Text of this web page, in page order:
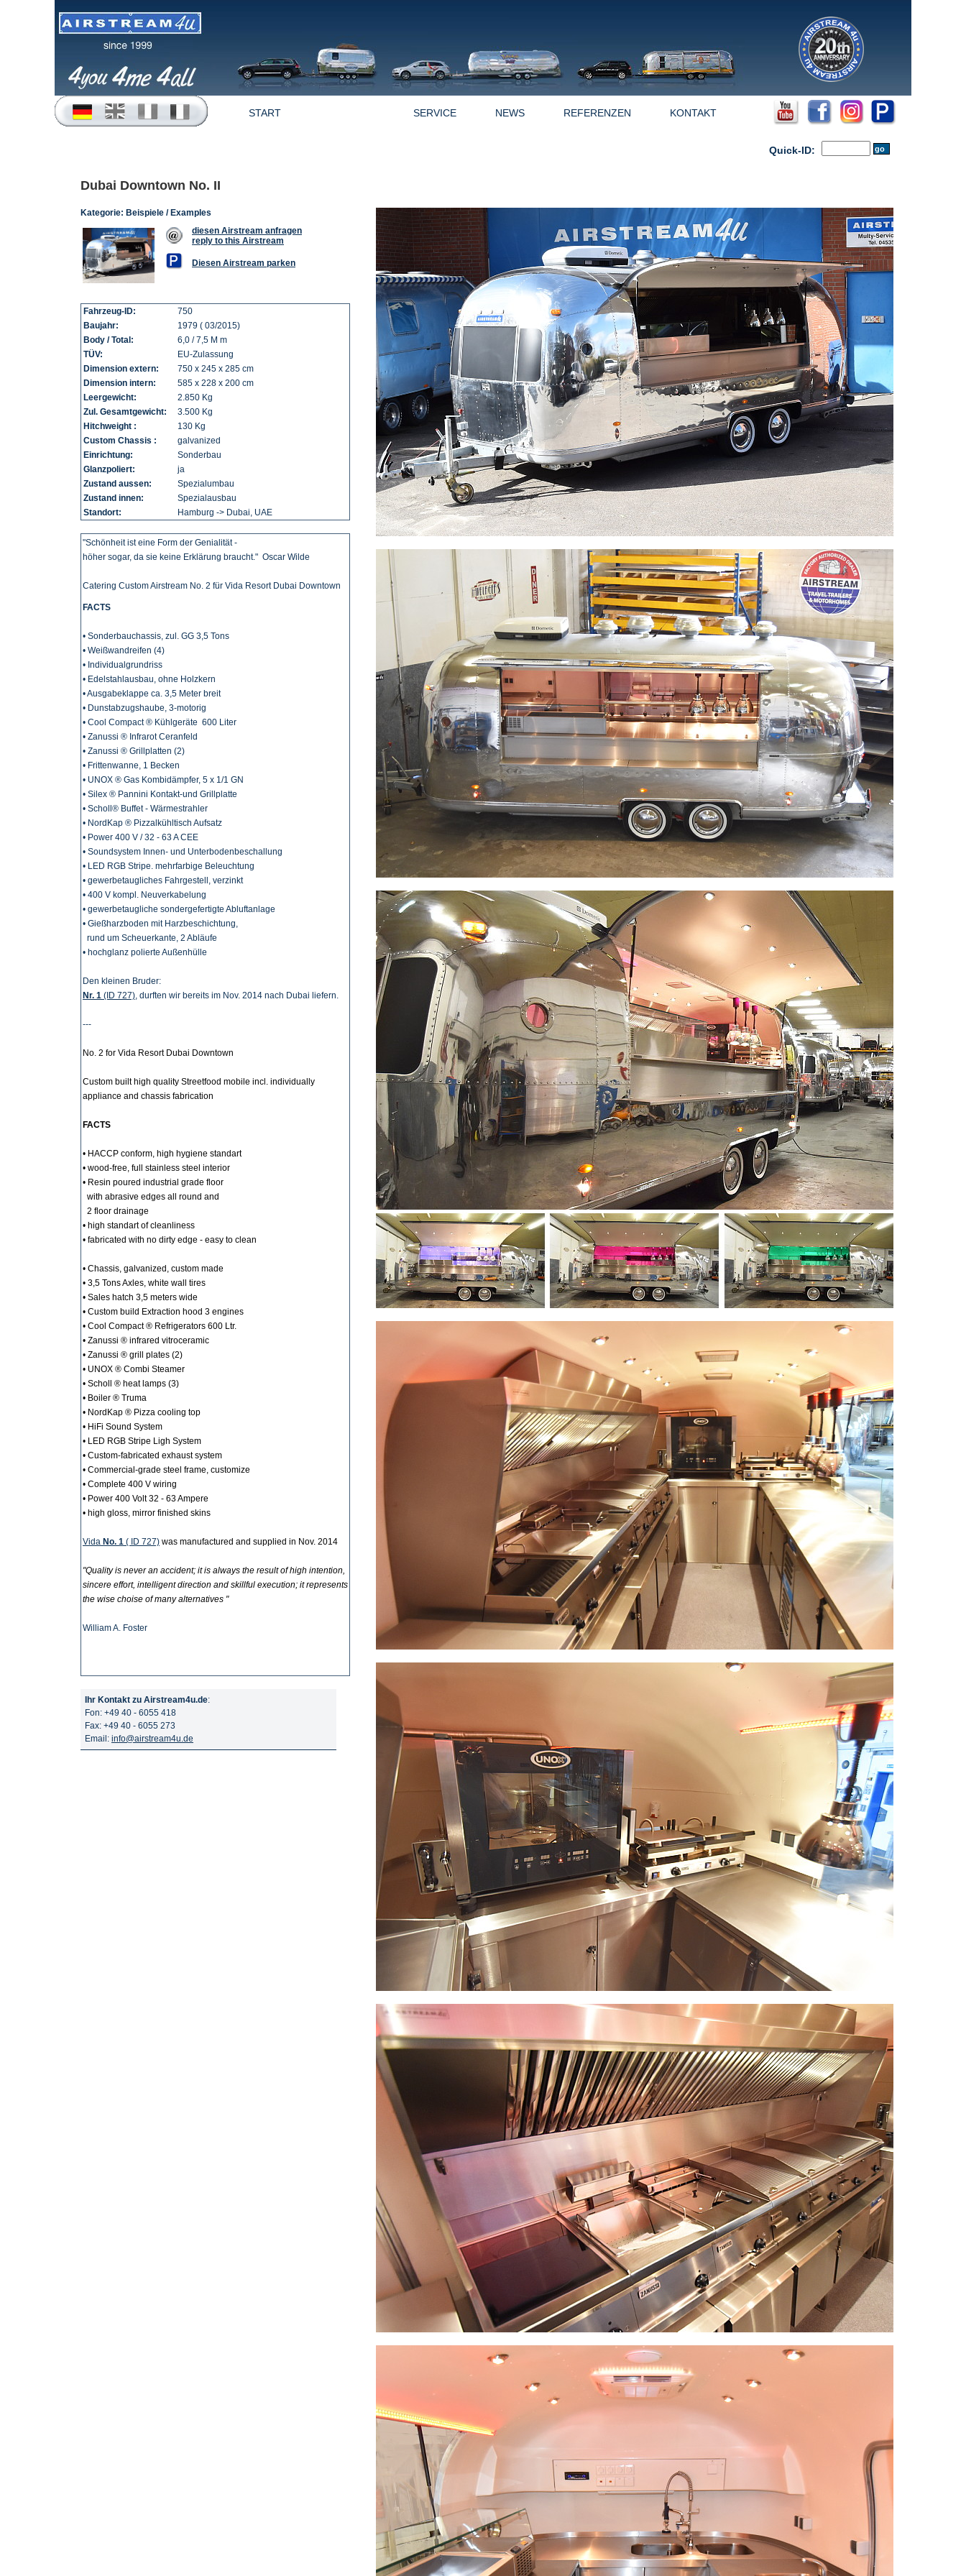
START SERVICE NEWS REFERENZEN KONTAKT
Quick-ID:
Dubai Downtown No. II
Kategorie: Beispiele / Examples
diesen Airstream anfragen
reply to this Airstream
Diesen Airstream parken
Fahrzeug-ID:
750
Baujahr:
1979 ( 03/2015)
Body / Total:
6,0 / 7,5 M m
TÜV:
EU-Zulassung
Dimension extern:
750 x 245 x 285 cm
Dimension intern:
585 x 228 x 200 cm
Leergewicht:
2.850 Kg
Zul. Gesamtgewicht:
3.500 Kg
Hitchweight :
130 Kg
Custom Chassis :
galvanized
Einrichtung:
Sonderbau
Glanzpoliert:
ja
Zustand aussen:
Spezialumbau
Zustand innen:
Spezialausbau
Standort:
Hamburg -> Dubai, UAE
"Schönheit ist eine Form der Genialität -
höher sogar, da sie keine Erklärung braucht." Oscar Wilde
Catering Custom Airstream No. 2 für Vida Resort Dubai Downtown
FACTS
• Sonderbauchassis, zul. GG 3,5 Tons
• Weißwandreifen (4)
• Individualgrundriss
• Edelstahlausbau, ohne Holzkern
• Ausgabeklappe ca. 3,5 Meter breit
• Dunstabzugshaube, 3-motorig
• Cool Compact ® Kühlgeräte 600 Liter
• Zanussi ® Infrarot Ceranfeld
• Zanussi ® Grillplatten (2)
• Frittenwanne, 1 Becken
• UNOX ® Gas Kombidämpfer, 5 x 1/1 GN
• Silex ® Pannini Kontakt-und Grillplatte
• Scholl® Buffet - Wärmestrahler
• NordKap ® Pizzalkühltisch Aufsatz
• Power 400 V / 32 - 63 A CEE
• Soundsystem Innen- und Unterbodenbeschallung
• LED RGB Stripe. mehrfarbige Beleuchtung
• gewerbetaugliches Fahrgestell, verzinkt
• 400 V kompl. Neuverkabelung
• gewerbetaugliche sondergefertigte Abluftanlage
• Gießharzboden mit Harzbeschichtung,
rund um Scheuerkante, 2 Abläufe
• hochglanz polierte Außenhülle
Den kleinen Bruder:
Nr. 1 (ID 727), durften wir bereits im Nov. 2014 nach Dubai liefern.
---
No. 2 for Vida Resort Dubai Downtown
Custom built high quality Streetfood mobile incl. individually
appliance and chassis fabrication
FACTS
• HACCP conform, high hygiene standart
• wood-free, full stainless steel interior
• Resin poured industrial grade floor
with abrasive edges all round and
2 floor drainage
• high standart of cleanliness
• fabricated with no dirty edge - easy to clean
• Chassis, galvanized, custom made
• 3,5 Tons Axles, white wall tires
• Sales hatch 3,5 meters wide
• Custom build Extraction hood 3 engines
• Cool Compact ® Refrigerators 600 Ltr.
• Zanussi ® infrared vitroceramic
• Zanussi ® grill plates (2)
• UNOX ® Combi Steamer
• Scholl ® heat lamps (3)
• Boiler ® Truma
• NordKap ® Pizza cooling top
• HiFi Sound System
• LED RGB Stripe Ligh System
• Custom-fabricated exhaust system
• Commercial-grade steel frame, customize
• Complete 400 V wiring
• Power 400 Volt 32 - 63 Ampere
• high gloss, mirror finished skins
Vida No. 1 ( ID 727) was manufactured and supplied in Nov. 2014
"Quality is never an accident; it is always the result of high intention,
sincere effort, intelligent direction and skillful execution; it represents
the wise choise of many alternatives "
William A. Foster
Ihr Kontakt zu Airstream4u.de:
Fon: +49 40 - 6055 418
Fax: +49 40 - 6055 273
Email: info@airstream4u.de